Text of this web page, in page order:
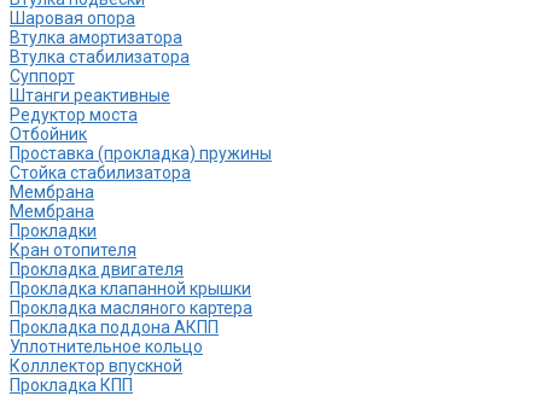
Шаровая опора
Втулка амортизатора
Втулка стабилизатора
Cуппорт
Штанги реактивные
Редуктор моста
Отбойник
Проставка (прокладка) пружины
Стойка стабилизатора
Мембрана
Мембрана
Прокладки
Кран отопителя
Прокладка двигателя
Прокладка клапанной крышки
Прокладка масляного картера
Прокладка поддона АКПП
Уплотнительное кольцо
Колллектор впускной
Прокладка КПП